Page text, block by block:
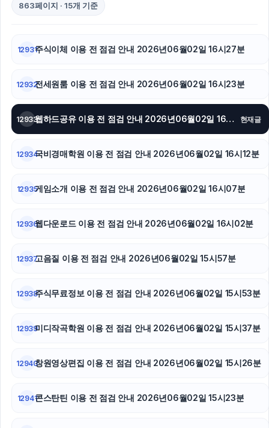
이혼변호사
인천하수구막힘
이혼전문변호사
축구반티
863페이지 · 15개 기준
12931주식이체 이용 전 점검 안내 2026년06월02일 16시27분
12932전세원룸 이용 전 점검 안내 2026년06월02일 16시23분
12933 웹하드공유 이용 전 점검 안내 2026년06월02일 16시16분 현재글
12934국비경매학원 이용 전 점검 안내 2026년06월02일 16시12분
12935게임소개 이용 전 점검 안내 2026년06월02일 16시07분
12936웹다운로드 이용 전 점검 안내 2026년06월02일 16시02분
12937고음질 이용 전 점검 안내 2026년06월02일 15시57분
12938주식무료정보 이용 전 점검 안내 2026년06월02일 15시53분
12939미디작곡학원 이용 전 점검 안내 2026년06월02일 15시37분
12940창원영상편집 이용 전 점검 안내 2026년06월02일 15시26분
12941콘스탄틴 이용 전 점검 안내 2026년06월02일 15시23분